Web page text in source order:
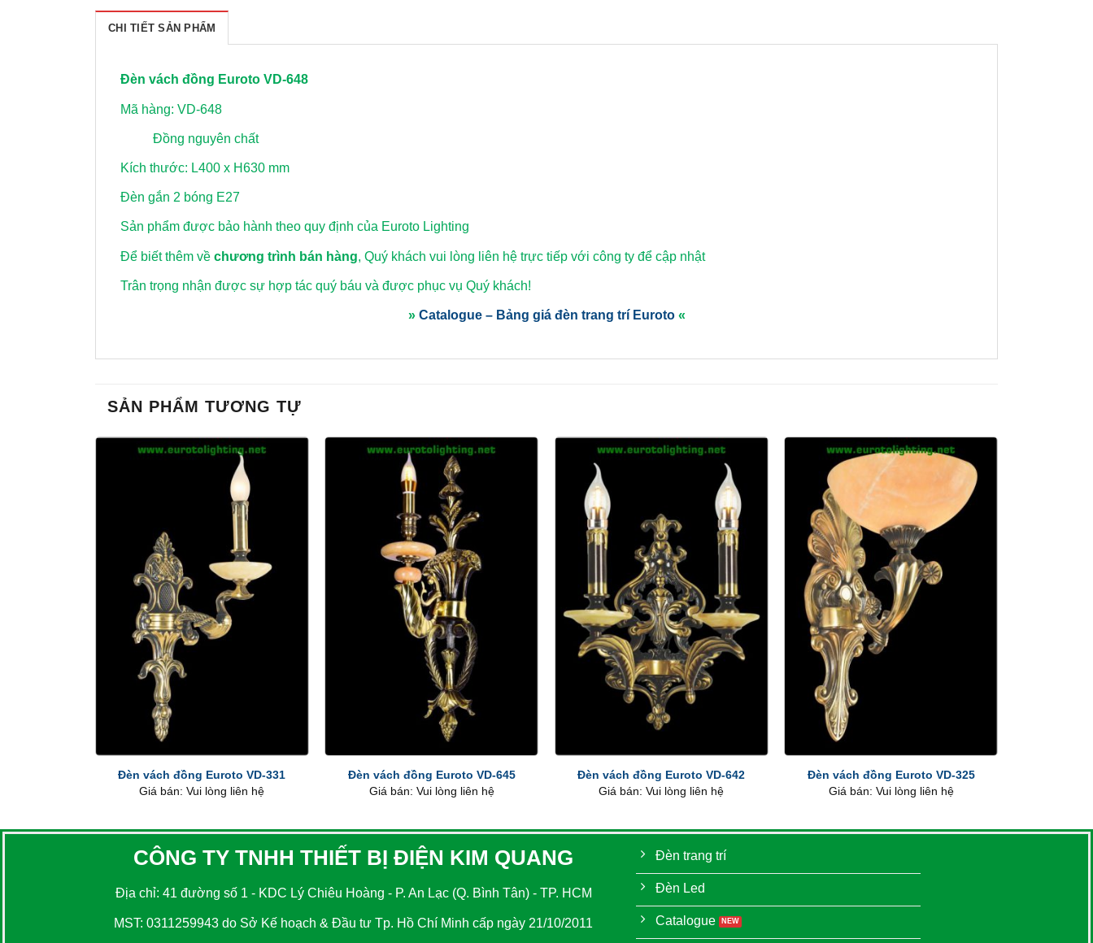
CHI TIẾT SẢN PHẨM
Đèn vách đồng Euroto VD-648
Mã hàng: VD-648
Đồng nguyên chất
Kích thước: L400 x H630 mm
Đèn gắn 2 bóng E27
Sản phẩm được bảo hành theo quy định của Euroto Lighting
Để biết thêm về chương trình bán hàng, Quý khách vui lòng liên hệ trực tiếp với công ty để cập nhật
Trân trọng nhận được sự hợp tác quý báu và được phục vụ Quý khách!
» Catalogue – Bảng giá đèn trang trí Euroto «
SẢN PHẨM TƯƠNG TỰ
Đèn vách đồng Euroto VD-331
Giá bán: Vui lòng liên hệ
Đèn vách đồng Euroto VD-645
Giá bán: Vui lòng liên hệ
Đèn vách đồng Euroto VD-642
Giá bán: Vui lòng liên hệ
Đèn vách đồng Euroto VD-325
Giá bán: Vui lòng liên hệ
CÔNG TY TNHH THIẾT BỊ ĐIỆN KIM QUANG
Địa chỉ: 41 đường số 1 - KDC Lý Chiêu Hoàng - P. An Lạc (Q. Bình Tân) - TP. HCM
MST: 0311259943 do Sở Kế hoạch & Đầu tư Tp. Hồ Chí Minh cấp ngày 21/10/2011
Đèn trang trí
Đèn Led
Catalogue